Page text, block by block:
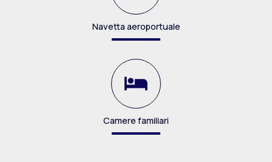
Navetta aeroportuale
Camere familiari